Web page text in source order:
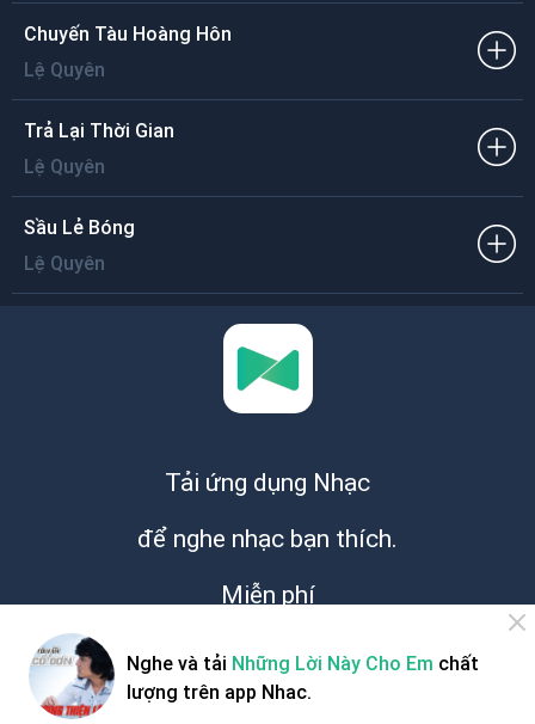
Chuyến Tàu Hoàng Hôn
Lệ Quyên
Trả Lại Thời Gian
Lệ Quyên
Sầu Lẻ Bóng
Lệ Quyên
Tải ứng dụng Nhạc
để nghe nhạc bạn thích.
Miễn phí
Nghe và tải Những Lời Này Cho Em chất
lượng trên app Nhac.